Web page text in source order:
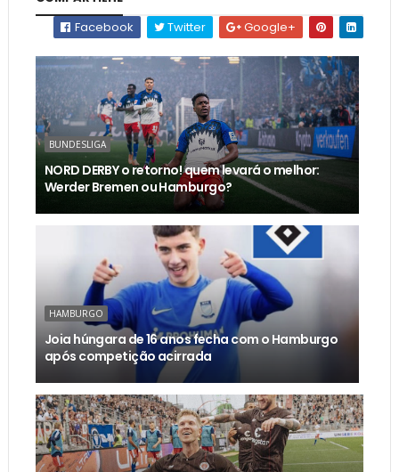
Facebook
Twitter Google+
BUNDESLIGA
NORD DERBY o retorno! quem levará o melhor:
Werder Bremen ou Hamburgo?
HAMBURGO
Joia húngara de 16 anos fecha com o Hamburgo
após competição acirrada